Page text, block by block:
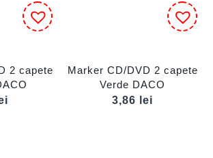
2 capete
Marker CD/DVD 2 capete
Verde DACO
3,86
lei